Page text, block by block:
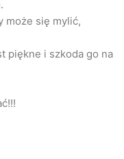
może się mylić,
piękne i szkoda go na